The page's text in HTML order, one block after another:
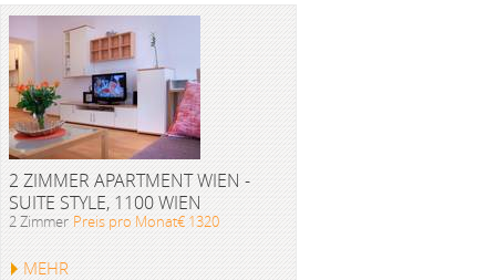
2 ZIMMER APARTMENT WIEN -
SUITE STYLE, 1100 WIEN
2 Zimmer Preis pro Monat€ 1320
MEHR